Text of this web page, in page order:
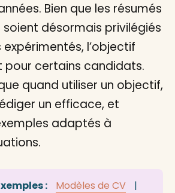
Bien que les résumés
désormais privilégiés
l’objectif
pour certains candidats.
quand utiliser un objectif,
un efficace, et
adaptés à
: Modèles de CV
|